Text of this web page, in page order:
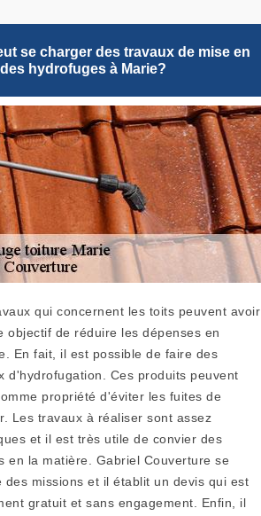
se charger des travaux de mise en
hydrofuges à Marie?
qui concernent les toits peuvent avoir
objectif de réduire les dépenses en
En fait, il est possible de faire des
d'hydrofugation. Ces produits peuvent
propriété d'éviter les fuites de
Les travaux à réaliser sont assez
et il est très utile de convier des
en la matière. Gabriel Couverture se
des missions et il établit un devis qui est
gratuit et sans engagement. Enfin, il